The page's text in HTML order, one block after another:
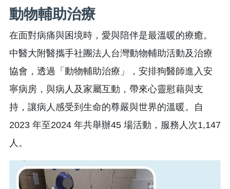
動物輔助治療
在面對病痛與困境時，愛與陪伴是最溫暖的療癒。
中醫大附醫攜手社團法人台灣動物輔助活動及治療
協會，透過「動物輔助治療」，安排狗醫師進入安
寧病房，與病人及家屬互動，帶來心靈慰藉與支
持，讓病人感受到生命的尊嚴與世界的溫暖。自
2023 年至2024 年共舉辦45 場活動，服務人次1,147
人。